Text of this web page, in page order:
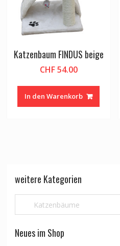
Katzenbaum FINDUS beige
CHF54.00
In den Warenkorb
weitere Kategorien
Katzenbäume
Neues im Shop